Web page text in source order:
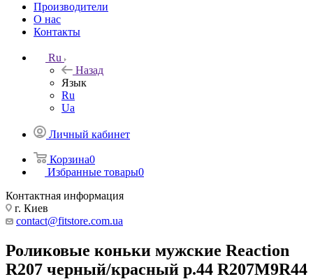
Производители
О нас
Контакты
Ru
Назад
Язык
Ru
Ua
Личный кабинет
Корзина0
Избранные товары0
Контактная информация
г. Киев
contact@fitstore.com.ua
Роликовые коньки мужские Reaction
R207 черный/красный р.44 R207M9R44